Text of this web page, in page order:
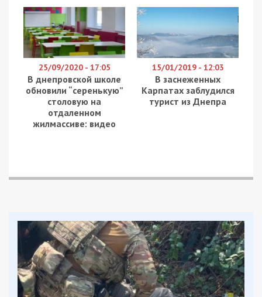
25/09/2020 - 17:05
В днепровской школе
обновили “серенькую”
столовую на
отдаленном
жилмассиве: видео
15/01/2019 - 12:03
В заснеженных
Карпатах заблудился
турист из Днепра